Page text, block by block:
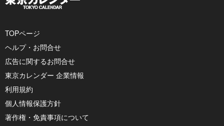
TOPページ
ヘルプ・お問合せ
広告に関するお問合せ
東京カレンダー 企業情報
利用規約
個人情報保護方針
著作権・免責事項について